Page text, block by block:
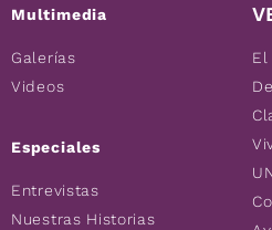
Multimedia
Galerías
Videos
Especiales
Entrevistas
Nuestras Historias
El